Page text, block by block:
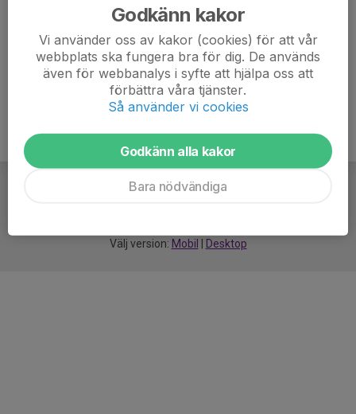
Välj version: Mobil Desktop
Godkänn kakor
Vi använder oss av kakor (cookies) för att vår
webbplats ska fungera bra för dig. De används
även för webbanalys i syfte att hjälpa oss att
förbättra våra tjänster.
Så använder vi cookies
Godkänn alla kakor
Bara nödvändiga